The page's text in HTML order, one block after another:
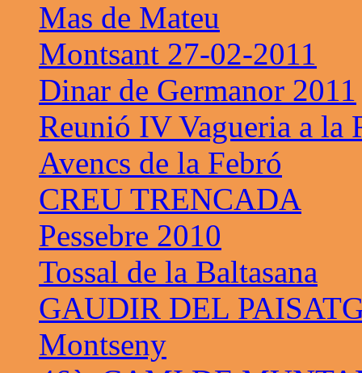
Mas de Mateu
Montsant 27-02-2011
Dinar de Germanor 2011
Reunió IV Vagueria a la
Avencs de la Febró
CREU TRENCADA
Pessebre 2010
Tossal de la Baltasana
GAUDIR DEL
Montseny